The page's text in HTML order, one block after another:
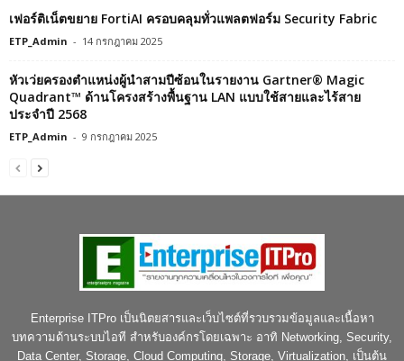
เฟอร์ติเน็ตขยาย FortiAI ครอบคลุมทั่วแพลตฟอร์ม Security Fabric
ETP_Admin - 14 กรกฎาคม 2025
หัวเว่ยครองตำแหน่งผู้นำสามปีซ้อนในรายงาน Gartner® Magic
Quadrant™ ด้านโครงสร้างพื้นฐาน LAN แบบใช้สายและไร้สาย
ประจำปี 2568
ETP_Admin - 9 กรกฎาคม 2025
Enterprise ITPro เป็นนิตยสารและเว็บไซต์ที่รวบรวมข้อมูลและเนื้อหา
บทความด้านระบบไอที สำหรับองค์กรโดยเฉพาะ อาทิ Networking, Security,
Data Center, Storage, Cloud Computing, Storage, Virtualization, เป็นต้น